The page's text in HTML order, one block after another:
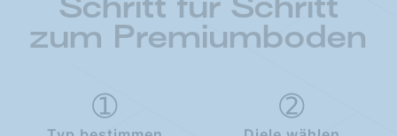
zum Premiumboden